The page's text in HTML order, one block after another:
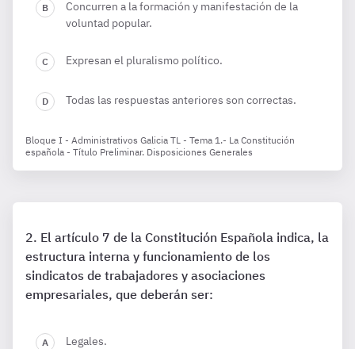
Concurren a la formación y manifestación de la
voluntad popular.
Expresan el pluralismo político.
Todas las respuestas anteriores son correctas.
Bloque I - Administrativos Galicia TL - Tema 1.- La Constitución
española - Título Preliminar. Disposiciones Generales
El artículo 7 de la Constitución Española indica, la
estructura interna y funcionamiento de los
sindicatos de trabajadores y asociaciones
empresariales, que deberán ser:
Legales.